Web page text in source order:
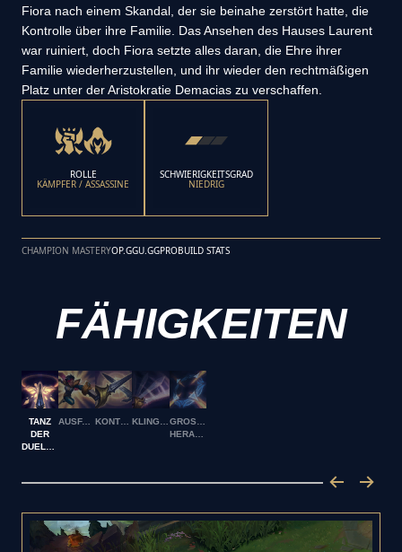
Fiora nach einem Skandal, der sie beinahe zerstört hatte, die
Kontrolle über ihre Familie. Das Ansehen des Hauses Laurent
war ruiniert, doch Fiora setzte alles daran, die Ehre ihrer
Familie wiederherzustellen, und ihr wieder den rechtmäßigen
Platz unter der Aristokratie Demacias zu verschaffen.
ROLLE
KÄMPFER / ASSASSINE
SCHWIERIGKEITSGRAD
NIEDRIG
CHAMPION MASTERYOP.GGU.GGPROBUILD STATS
FÄHIGKEITEN
TANZ
DER
AUSFALLSCHRITT
GROSSE H
ERAUSFORDERUNG